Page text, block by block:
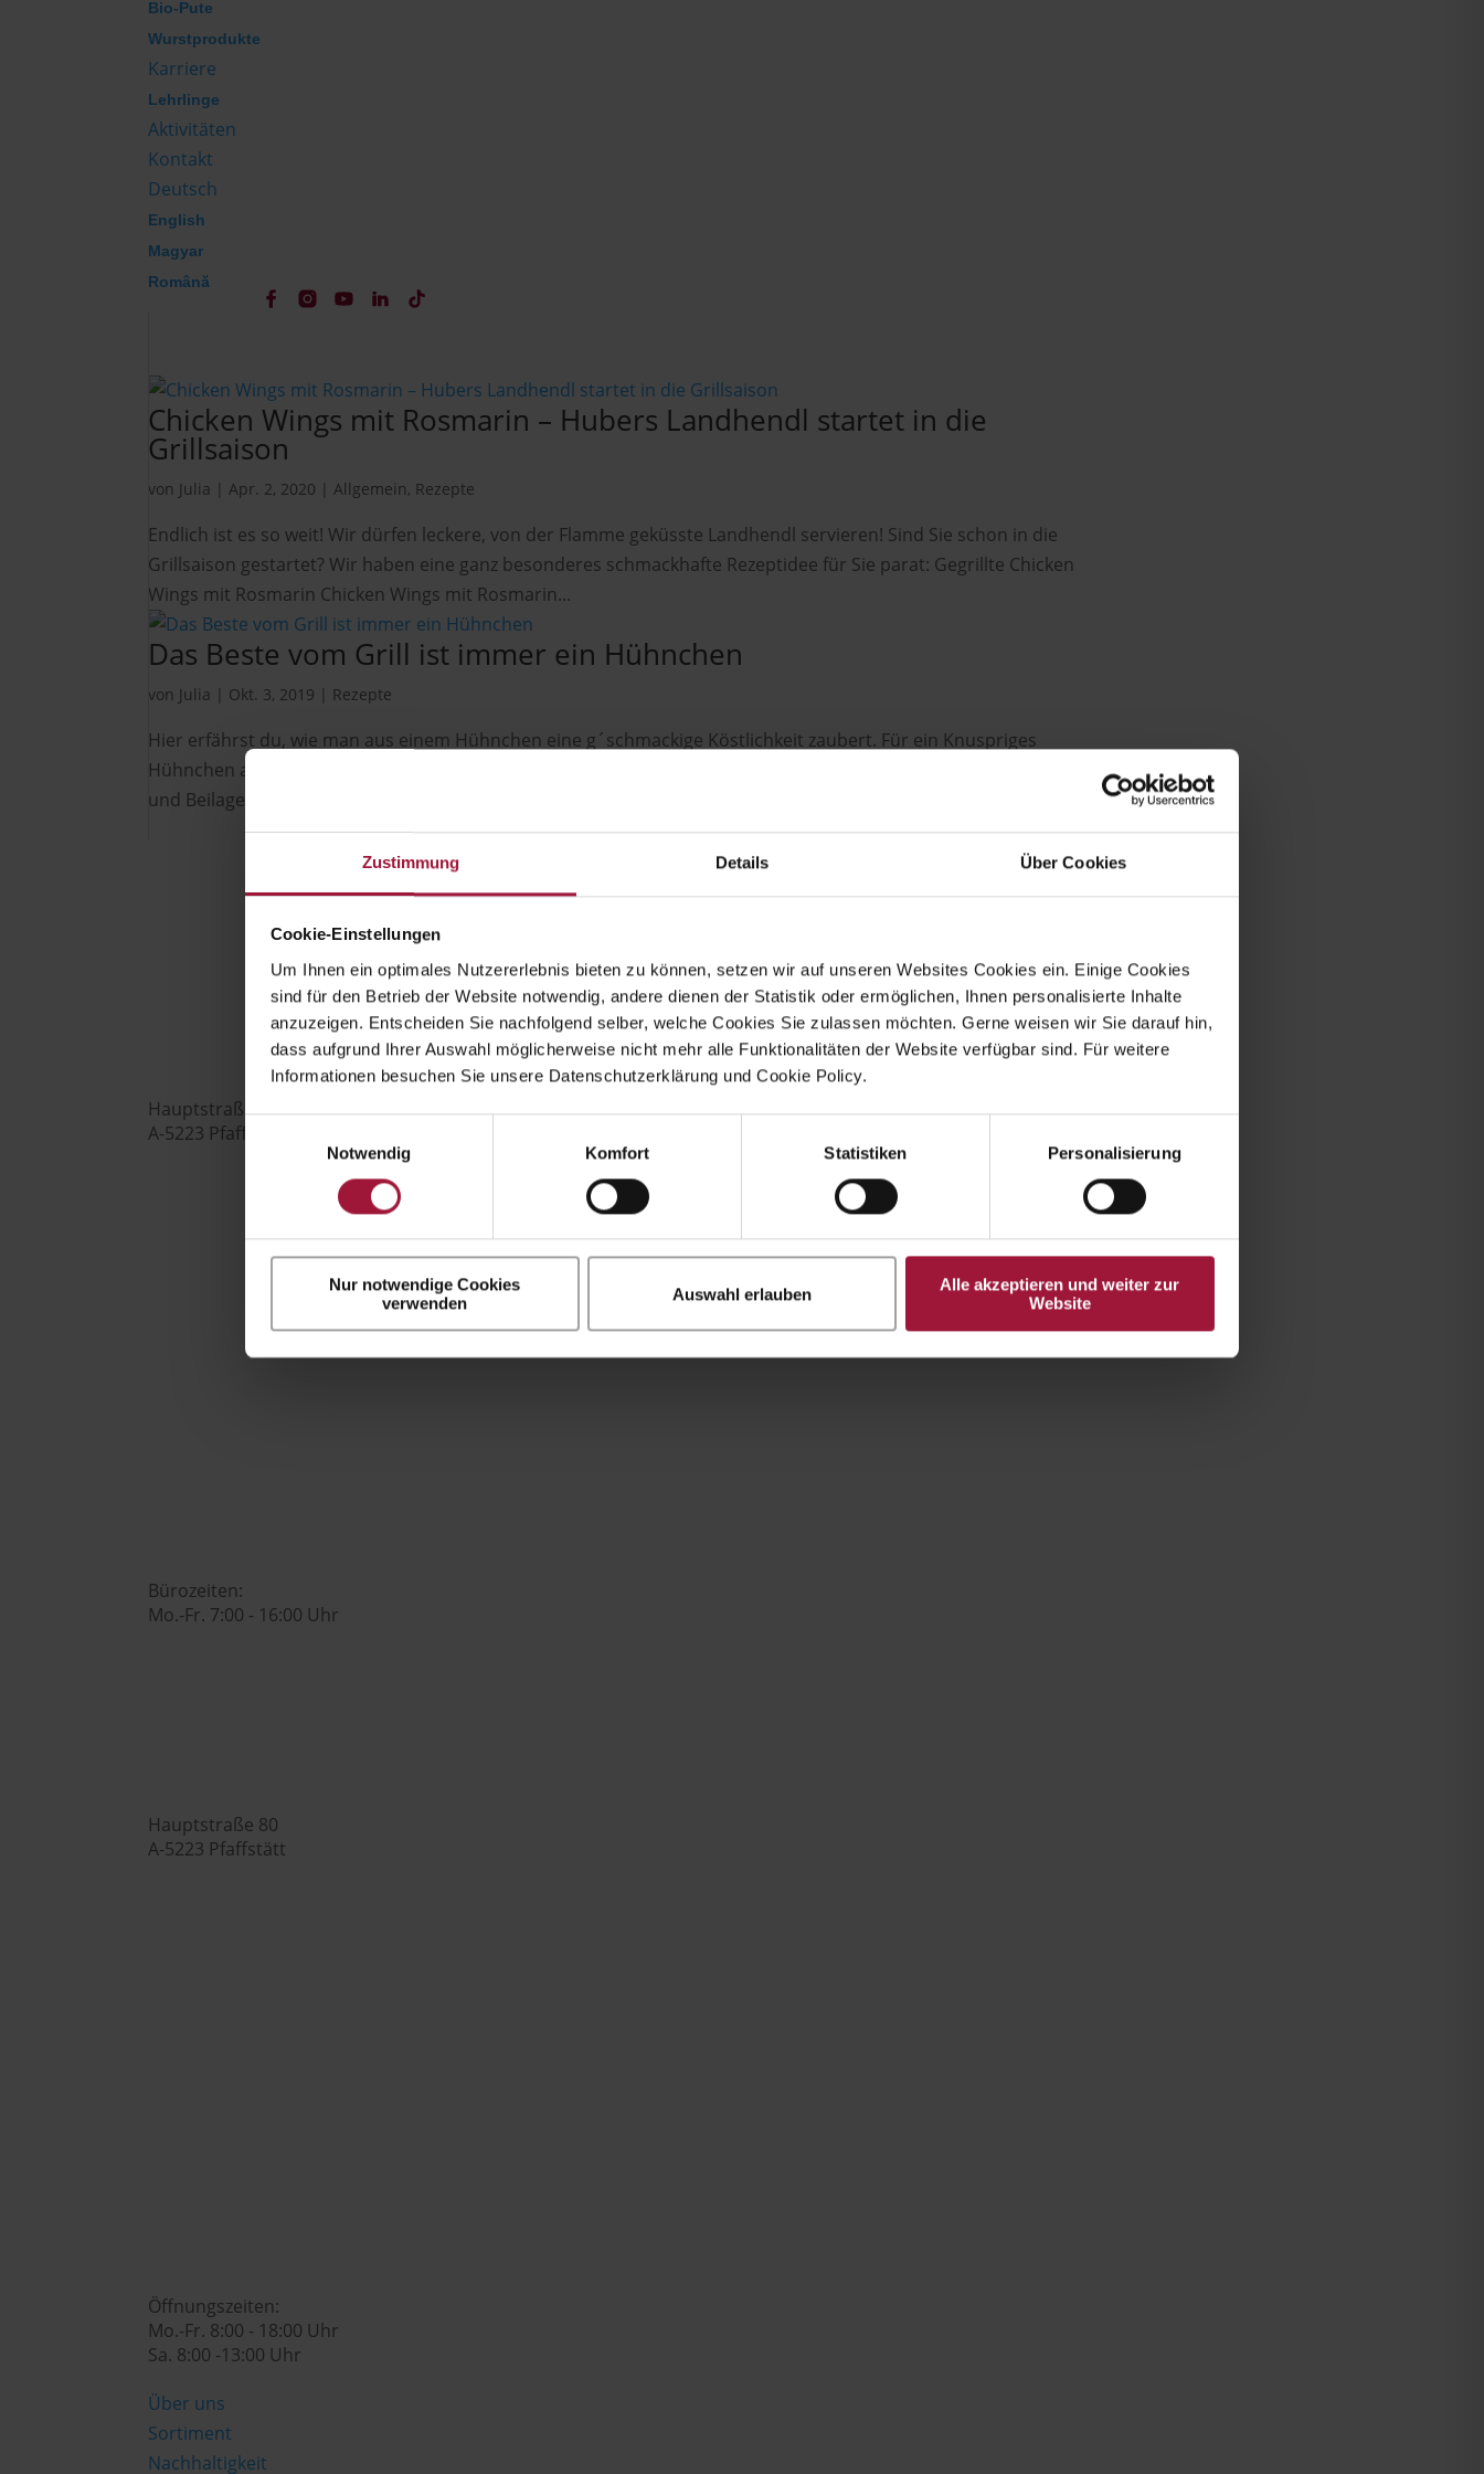
Zustimmung Details Über Cookies
Cookie-Einstellungen
Um Ihnen ein optimales Nutzererlebnis bieten zu können, setzen wir auf unseren Websites Cookies ein. Einige Cookies
sind für den Betrieb der Website notwendig, andere dienen der Statistik oder ermöglichen, Ihnen personalisierte Inhalte
anzuzeigen. Entscheiden Sie nachfolgend selber, welche Cookies Sie zulassen möchten. Gerne weisen wir Sie darauf hin,
dass aufgrund Ihrer Auswahl möglicherweise nicht mehr alle Funktionalitäten der Website verfügbar sind. Für weitere
Informationen besuchen Sie unsere Datenschutzerklärung und Cookie Policy.
Einwilligungsauswahl
Notwendig
Komfort Statistiken Personalisierung
Nur notwendige Cookies
verwenden
Auswahl erlauben
Alle akzeptieren und weiter zur
Website
Bio-Pute
Wurstprodukte
Karriere
Lehrlinge
Aktivitäten
Kontakt
Deutsch
English
Magyar
Română
Chicken Wings mit Rosmarin – Hubers Landhendl startet in die
Grillsaison
von Julia |Apr. 2, 2020 |Allgemein, Rezepte
Endlich ist es so weit! Wir dürfen leckere, von der Flamme geküsste Landhendl servieren! Sind Sie schon in die
Grillsaison gestartet? Wir haben eine ganz besonderes schmackhafte Rezeptidee für Sie parat: Gegrillte Chicken
Wings mit Rosmarin Chicken Wings mit Rosmarin...
Das Beste vom Grill ist immer ein Hühnchen
von Julia | Okt. 3, 2019 | Rezepte
Hier erfährst du, wie man aus einem Hühnchen eine g´schmackige Köstlichkeit zaubert. Für ein Knuspriges
Hühnchen am Spieß folge einfach unserem Rezept. Dazu benötigst du nicht mehr als 8 Zutaten, es geht ruckzuck
und Beilagen sind so gut wie schon dabei. Zutaten: 500...
Hubers Landhendl GmbH
Hauptstraße 80
A-5223 Pfaffstätt
Bürozeiten:
Mo.-Fr. 7:00 - 16:00 Uhr
Hauptstraße 80
A-5223 Pfaffstätt
Öffnungszeiten:
Mo.-Fr. 8:00 - 18:00 Uhr
Sa. 8:00 -13:00 Uhr
Über uns
Sortiment
Nachhaltigkeit